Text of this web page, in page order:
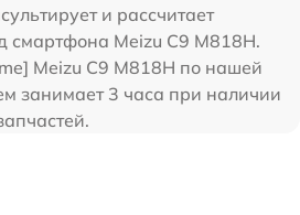
и рассчитает
смартфона Meizu C9 M818H.
Meizu C9 M818H по нашей
занимает 3 часа при наличии